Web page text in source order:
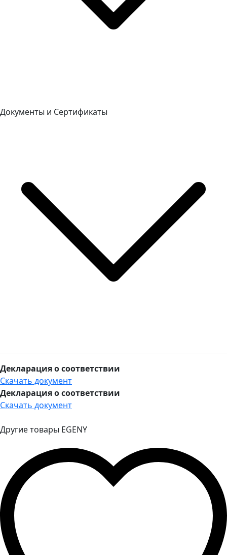
Документы и Сертификаты
Декларация о соответствии
Скачать документ
Декларация о соответствии
Скачать документ
Другие товары EGENY